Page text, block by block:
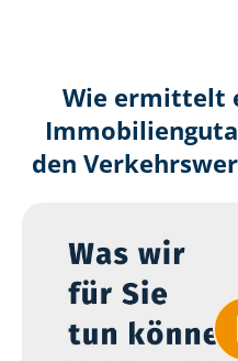
Wie ermittelt
den